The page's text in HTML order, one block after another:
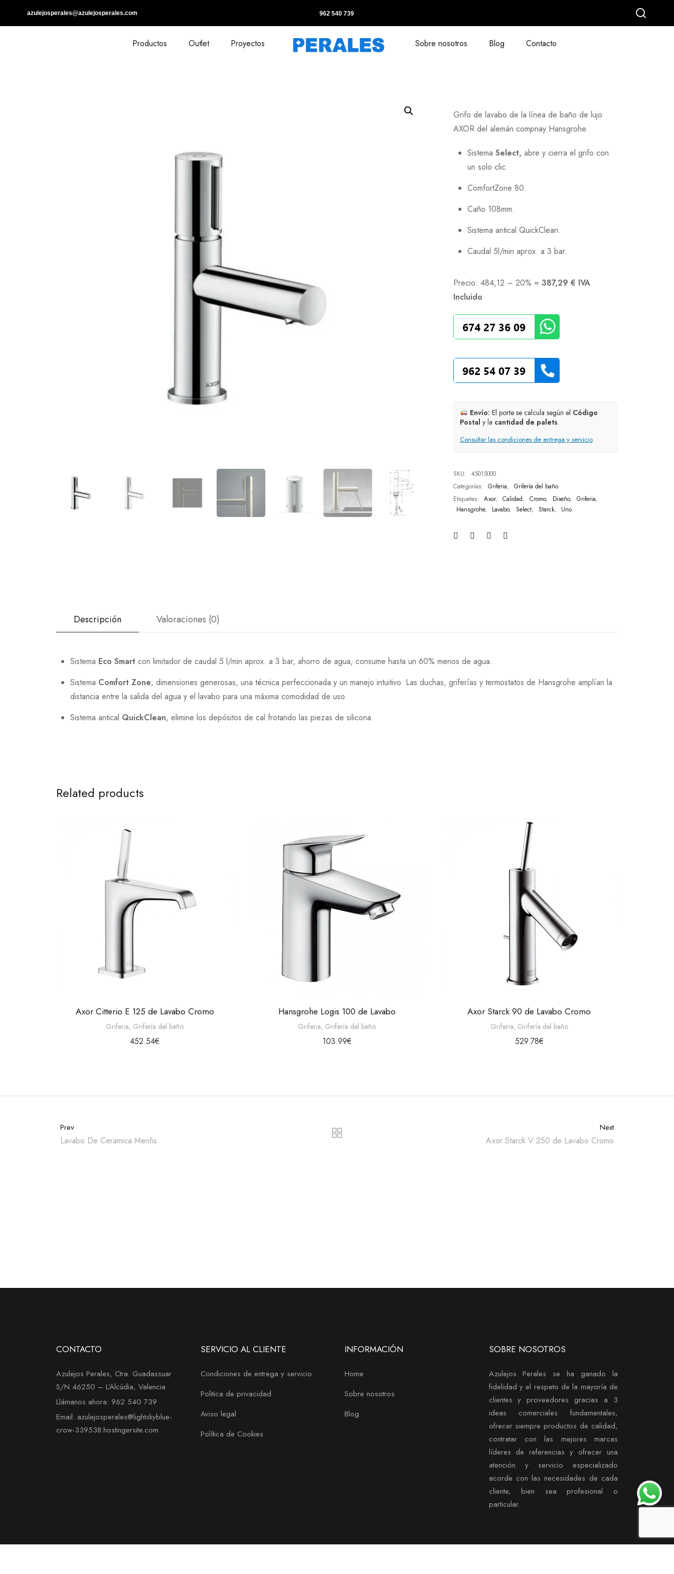
azulejosperales@azulejosperales.com 962 540 739
Productos Outlet Proyectos Sobre nosotros Blog Contacto
Grifo de lavabo de la línea de baño de lujo
AXOR del alemán compnay Hansgrohe.
Sistema Select, abre y cierra el grifo con
un solo clic.
ComfortZone 80.
Caño 108mm.
Sistema antical QuickClean.
Caudal 5l/min aprox. a 3 bar.
Precio: 484,12 – 20% = 387,29 € IVA
Incluido
Envío: El porte se calcula según el Código
Postal y la cantidad de palets.
Consultar las condiciones de entrega y servicio
SKU:
45015000
Categorías:
Griferia,
Grifería del baño
Etiquetas:
Axor, Calidad, Cromo, Diseño, Griferia,
Hansgrohe, Lavabo, Select, Starck, Uno
Descripción Valoraciones (0)
Sistema Eco Smartcon limitador de caudal 5 l/min aprox. a 3 bar, ahorro de agua, consume hasta un 60% menos de agua.
Sistema Comfort Zone, dimensiones generosas, una técnica perfeccionada y un manejo intuitivo. Las duchas, griferías y termostatos de Hansgrohe amplían la
distancia entre la salida del agua y el lavabo para una máxima comodidad de uso.
Sistema antical QuickClean, elimine los depósitos de cal frotando las piezas de silicona.
Related products
Axor Citterio E 125 de Lavabo Cromo
Griferia, Grifería del baño
452.54€
Hansgrohe Logis 100 de Lavabo
Griferia, Grifería del baño
103.99€
Axor Starck 90 de Lavabo Cromo
Griferia, Grifería del baño
529.78€
Prev
Lavabo De Ceramica Menfis
Next
Axor Starck V 250 de Lavabo Cromo
CONTACTO
Azulejos Perales, Ctra. Guadassuar
S/N 46250 – L’Alcúdia, Valencia
Llámanos ahora: 962 540 739
Email: azulejosperales@lightskyblue-
crow-339538.hostingersite.com
SERVICIO AL CLIENTE
Condiciones de entrega y servicio
Politica de privacidad
Aviso legal
Política de Cookies
INFORMACIÓN
Home
Sobre nosotros
Blog
SOBRE NOSOTROS
Azulejos Perales se ha ganado la
fidelidad y el respeto de la mayoría de
clientes y proveedores gracias a 3
ideas comerciales fundamentales,
ofrecer siempre productos de calidad,
contratar con las mejores marcas
líderes de referencias y ofrecer una
atención y servicio especializado
acorde con las necesidades de cada
cliente, bien sea profesional o
particular.